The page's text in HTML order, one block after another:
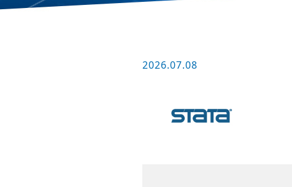
2026.07.08